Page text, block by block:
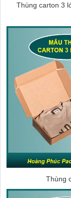
Thùng carton 3
Thùng